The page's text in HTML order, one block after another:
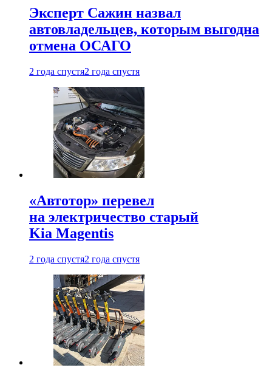
Эксперт Сажин назвал
автовладельцев, которым выгодна
отмена ОСАГО
2 года спустя2 года спустя
«Автотор» перевел
на электричество старый
Kia Magentis
2 года спустя2 года спустя